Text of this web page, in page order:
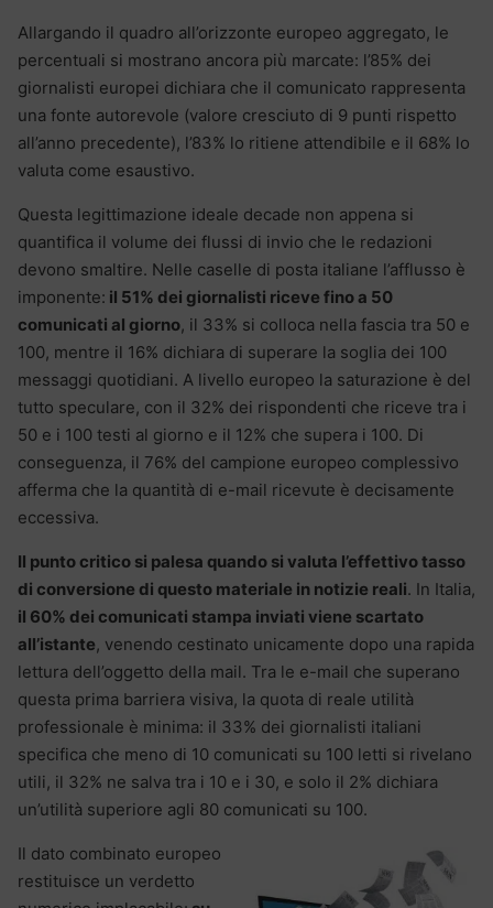
Allargando il quadro all’orizzonte europeo aggregato, le
percentuali si mostrano ancora più marcate: l’85% dei
giornalisti europei dichiara che il comunicato rappresenta
una fonte autorevole (valore cresciuto di 9 punti rispetto
all’anno precedente), l’83% lo ritiene attendibile e il 68% lo
valuta come esaustivo.
Questa legittimazione ideale decade non appena si
quantifica il volume dei flussi di invio che le redazioni
devono smaltire. Nelle caselle di posta italiane l’afflusso è
imponente: il 51% dei giornalisti riceve fino a 50
comunicati al giorno, il 33% si colloca nella fascia tra 50 e
100, mentre il 16% dichiara di superare la soglia dei 100
messaggi quotidiani. A livello europeo la saturazione è del
tutto speculare, con il 32% dei rispondenti che riceve tra i
50 e i 100 testi al giorno e il 12% che supera i 100. Di
conseguenza, il 76% del campione europeo complessivo
afferma che la quantità di e-mail ricevute è decisamente
eccessiva.
Il punto critico si palesa quando si valuta l’effettivo tasso
di conversione di questo materiale in notizie reali. In Italia,
il 60% dei comunicati stampa inviati viene scartato
all’istante, venendo cestinato unicamente dopo una rapida
lettura dell’oggetto della mail. Tra le e-mail che superano
questa prima barriera visiva, la quota di reale utilità
professionale è minima: il 33% dei giornalisti italiani
specifica che meno di 10 comunicati su 100 letti si rivelano
utili, il 32% ne salva tra i 10 e i 30, e solo il 2% dichiara
un’utilità superiore agli 80 comunicati su 100.
Il dato combinato europeo
restituisce un verdetto